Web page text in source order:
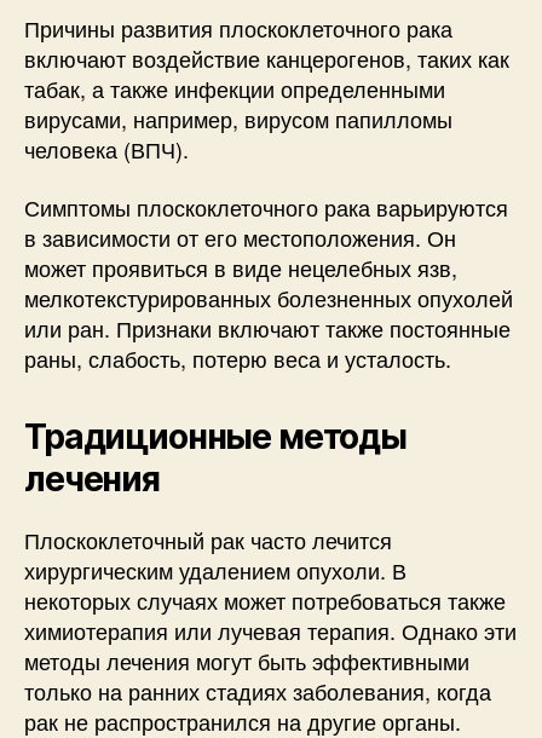
Причины развития плоскоклеточного рака
включают воздействие канцерогенов, таких как
табак, а также инфекции определенными
вирусами, например, вирусом папилломы
человека (ВПЧ).
Симптомы плоскоклеточного рака варьируются
в зависимости от его местоположения. Он
может проявиться в виде нецелебных язв,
мелкотекстурированных болезненных опухолей
или ран. Признаки включают также постоянные
раны, слабость, потерю веса и усталость.
Традиционные методы
лечения
Плоскоклеточный рак часто лечится
хирургическим удалением опухоли. В
некоторых случаях может потребоваться также
химиотерапия или лучевая терапия. Однако эти
методы лечения могут быть эффективными
только на ранних стадиях заболевания, когда
рак не распространился на другие органы.